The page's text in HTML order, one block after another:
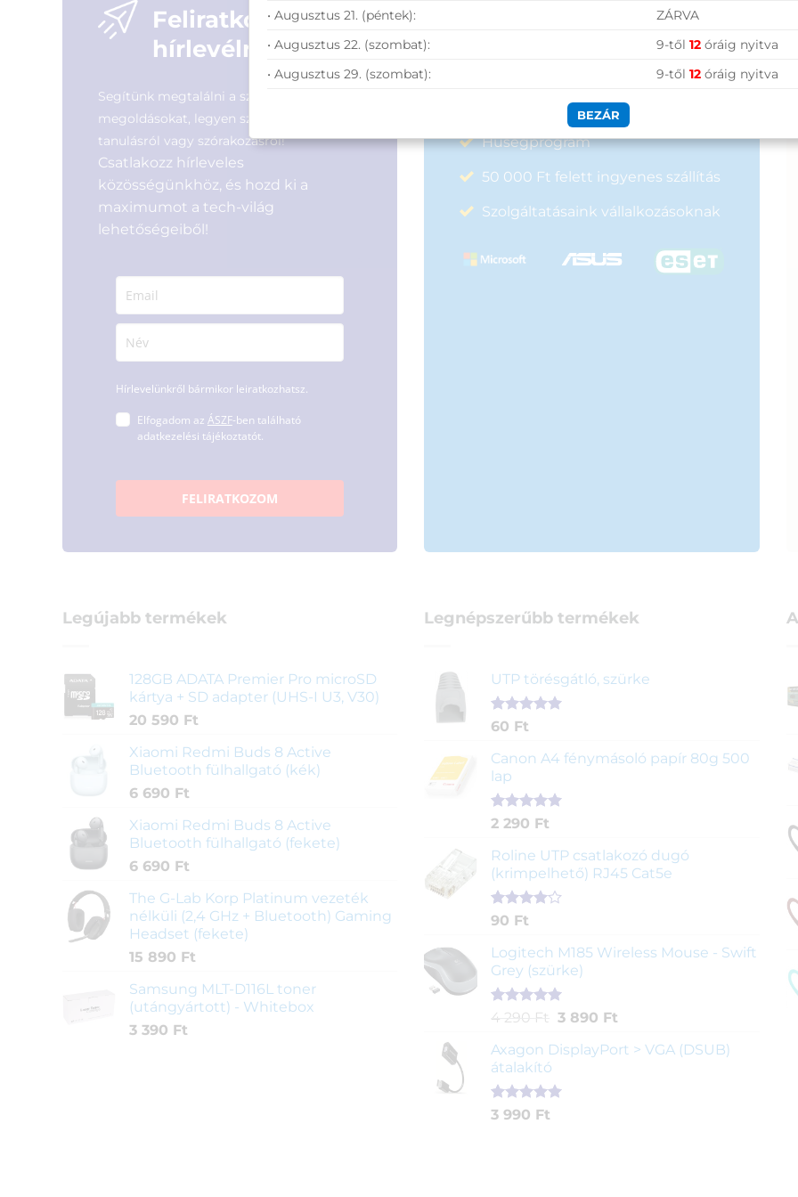
Feliratkozás
hírlevélre
Segítünk megtalálni a számodra legjobb
megoldásokat, legyen szó munkáról,
tanulásról vagy szórakozásról!
Csatlakozz hírleveles
közösségünkhöz, és hozd ki a
maximumot a tech-világ
lehetőségeiből!
Hírlevelünkről bármikor leiratkozhatsz.
Elfogadom az ÁSZF-ben található
adatkezelési tájékoztatót.
FELIRATKOZOM
Vásárolj nálunk!
Garanciavállalás
Hűségprogram
50 000 Ft felett ingyenes szállítás
Szolgáltatásaink vállalkozásoknak
Legújabb termékek
128GB ADATA Premier Pro microSD
kártya + SD adapter (UHS-I U3, V30)
20 590 Ft
Xiaomi Redmi Buds 8 Active
Bluetooth fülhallgató (kék)
6 690 Ft
Xiaomi Redmi Buds 8 Active
Bluetooth fülhallgató (fekete)
6 690 Ft
The G-Lab Korp Platinum vezeték
nélküli (2,4 GHz + Bluetooth) Gaming
Headset (fekete)
15 890 Ft
Samsung MLT-D116L toner
(utángyártott) - Whitebox
3 390 Ft
Legnépszerűbb termékek
UTP törésgátló, szürke
Értékelés
ből,
1
értékelés
alapján
60 Ft
Canon A4 fénymásoló papír 80g 500
lap
Értékelés
ből,
2
értékelés
alapján
2 290 Ft
Roline UTP csatlakozó dugó
(krimpelhető) RJ45 Cat5e
Értékelés
5-ből,
2
értékelés
alapján
90 Ft
Logitech M185 Wireless Mouse - Swift
Grey (szürke)
Értékelés
ből,
1
értékelés
alapján
4 290 Ft Original
was:
290 Ft.
3 890 FtCurrent
is:
Axagon DisplayPort > VGA (DSUB)
átalakító
Értékelés
1
3 990 Ft
• Augusztus 21. (péntek):
ZÁRVA
• Augusztus 22. (szombat):
9-től 12óráig nyitva
• Augusztus 29. (szombat):
9-től 12óráig nyitva
BEZÁR